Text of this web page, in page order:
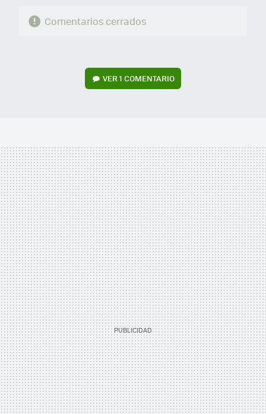
Comentarios cerrados
VER1 COMENTARIO